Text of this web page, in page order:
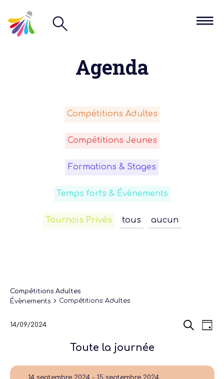
Agenda
Compétitions Adultes
Compétitions Jeunes
Formations & Stages
Temps forts & Évènements
Tournois Privés tous aucun
Compétitions Adultes
Évènements
Compétitions Adultes
Recherche
et
de
Jour
14/09/2024
Toute la journée
14 septembre 2024- 15 septembre 2024